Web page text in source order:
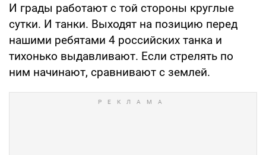
И грады работают с той стороны круглые
сутки. И танки. Выходят на позицию перед
нашими ребятами 4 российских танка и
тихонько выдавливают. Если стрелять по
ним начинают, сравнивают с землей.